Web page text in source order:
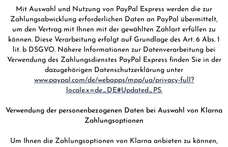
Mit Auswahl und Nutzung von PayPal Express werden die zur
Zahlungsabwicklung erforderlichen Daten an PayPal übermittelt,
um den Vertrag mit Ihnen mit der gewählten Zahlart erfüllen zu
können. Diese Verarbeitung erfolgt auf Grundlage des Art. 6 Abs. 1
lit. b DSGVO. Nähere Informationen zur Datenverarbeitung bei
Verwendung des Zahlungsdienstes PayPal Express finden Sie in der
dazugehörigen Datenschutzerklärung unter
www.paypal.com/de/webapps/mpp/ua/privacy-full?
locale.x=de_DE#Updated_PS.
Verwendung der personenbezogenen Daten bei Auswahl von Klarna
Zahlungsoptionen
Um Ihnen die Zahlungsoptionen von Klarna anbieten zu können,